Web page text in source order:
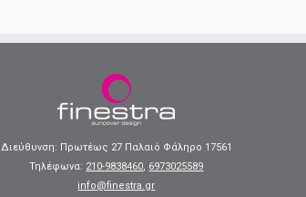
Διεύθυνση: Πρωτέως 27 Παλαιό Φάληρο 17561
Τηλέφωνα: 210-9838460, 6973025589
info@finestra.gr